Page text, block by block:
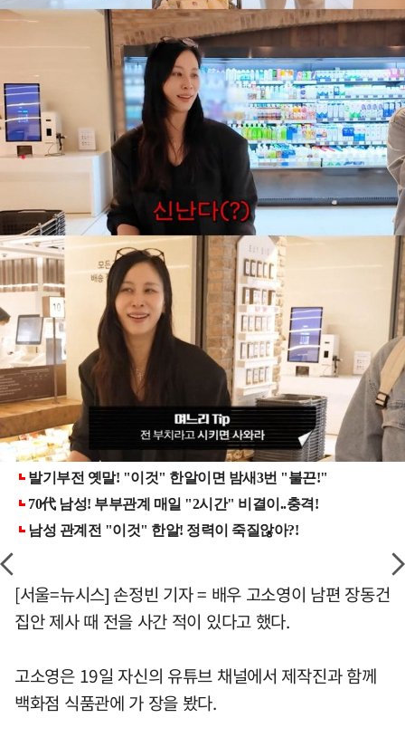
[서울=뉴시스] 손정빈 기자 = 배우 고소영이 남편 장동건
집안 제사 때 전을 사간 적이 있다고 했다.
고소영은 19일 자신의 유튜브 채널에서 제작진과 함께
백화점 식품관에 가 장을 봤다.